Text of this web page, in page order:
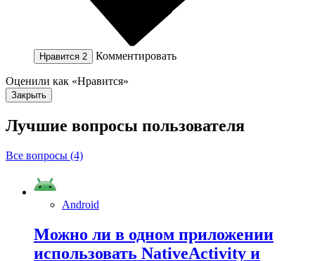
Нравится 2 Комментировать
Оценили как «Нравится»
Закрыть
Лучшие вопросы пользователя
Все вопросы (4)
Android
Можно ли в одном приложении
использовать NativeActivity и